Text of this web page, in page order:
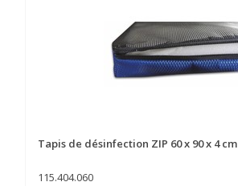
Tapis de désinfection ZIP 60 x 90 x 4 cm
115.404.060